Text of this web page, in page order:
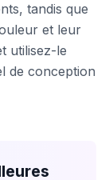
tandis que
et leur
utilisez-le
de conception